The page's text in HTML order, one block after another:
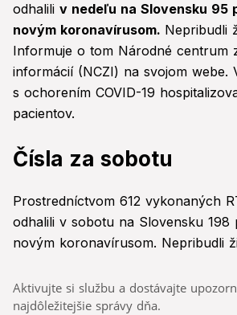
odhalili v nedeľu na Slovensku 95
novým koronavírusom. Nepribudli
Informuje o tom Národné centrum
informácií (NCZI) na svojom webe.
s ochorením COVID-19
pacientov.
Čísla za sobotu
Prostredníctvom 612 vykonaných
odhalili v sobotu na Slovensku 198
novým koronavírusom. Nepribudli
Aktivujte si službu a dostávajte
najdôležitejšie správy dňa.